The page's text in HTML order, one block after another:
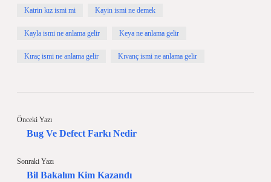
Katrin kız ismi mi Kayin ismi ne demek
Kayla ismi ne anlama gelir Keya ne anlama gelir
Kıraç ismi ne anlama gelir Kıvanç ismi ne anlama gelir
Önceki Yazı
Bug Ve Defect Farkı Nedir
Sonraki Yazı
Bil Bakalım Kim Kazandı